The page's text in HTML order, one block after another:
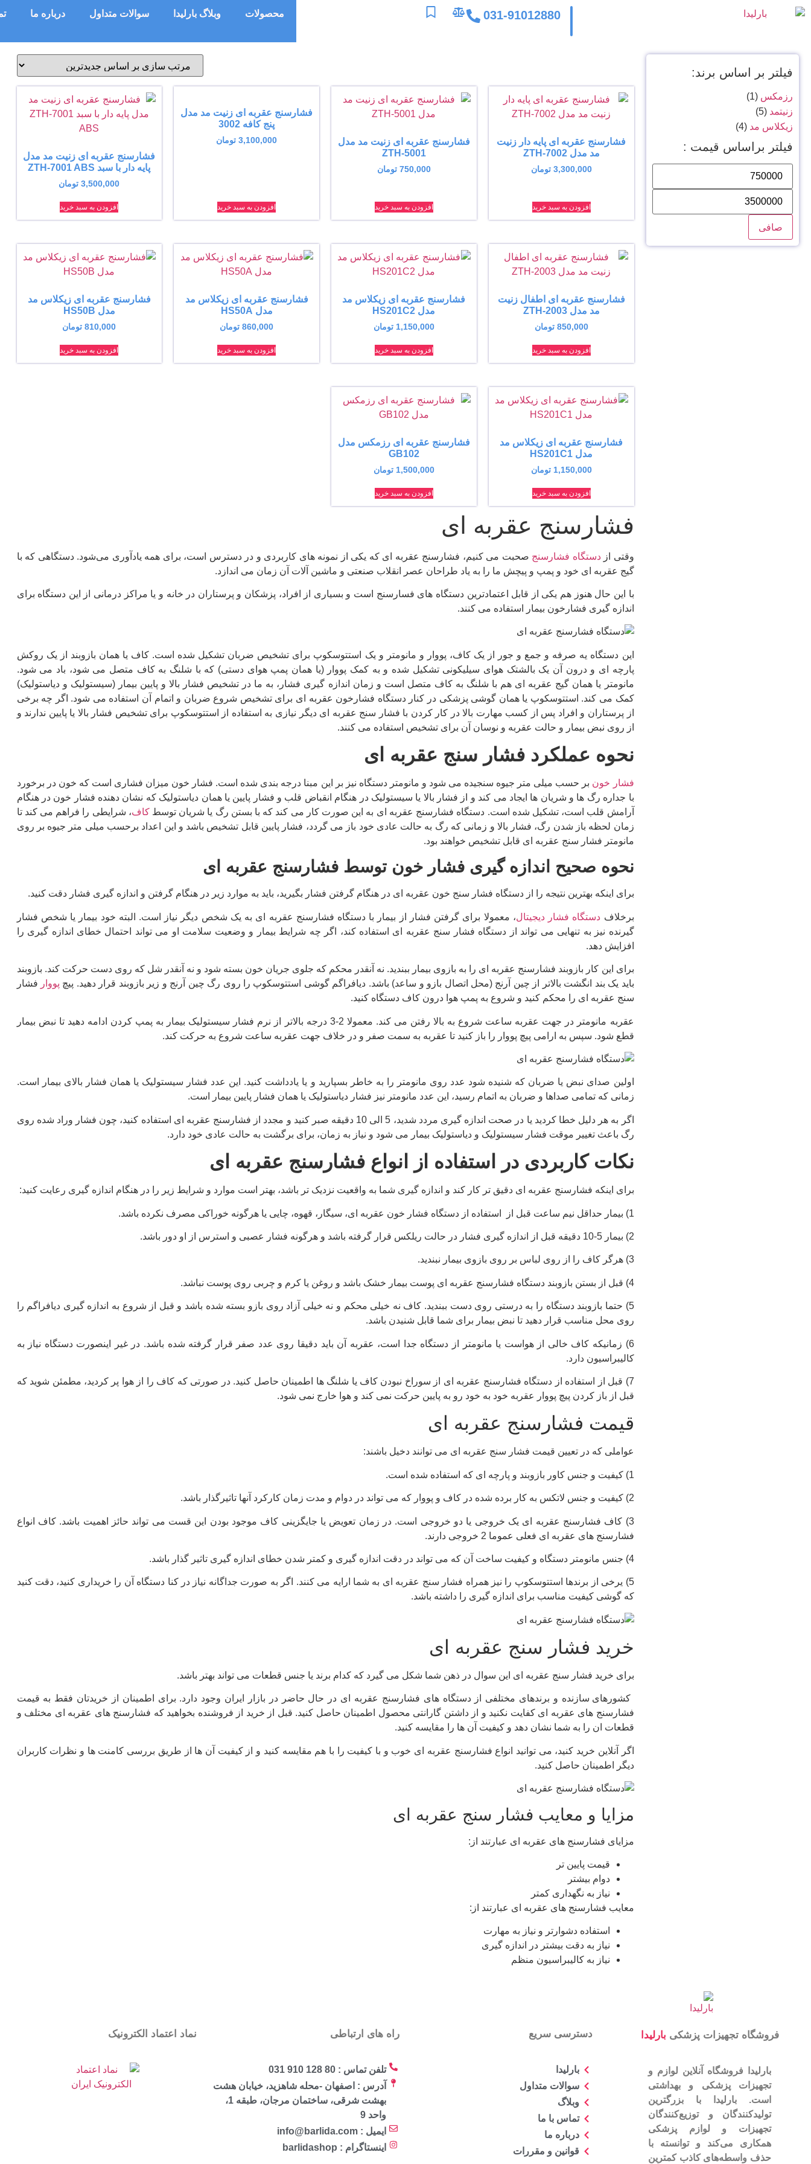
031-91012880 محصولات وبلاگ بارلیدا سوالات متداول درباره ما
فیلتر بر اساس برند:
رزمکس (1)
زنیتمد (5)
زیکلاس مد (4)
فیلتر براساس قیمت :
صافی
فشارسنج عقربه ای پایه دار زنیت
مد مدل ZTH-7002
3,300,000 تومان
افزودن به سبد خرید
فشارسنج عقربه ای زنیت مد مدل
ZTH-5001
750,000 تومان
افزودن به سبد خرید
فشارسنج عقربه ای زنیت مد مدل
پنج کافه 3002
3,100,000 تومان
افزودن به سبد خرید
فشارسنج عقربه ای زنیت مد مدل
پایه دار با سبد ZTH-7001 ABS
3,500,000 تومان
افزودن به سبد خرید
فشارسنج عقربه ای اطفال زنیت
مد مدل ZTH-2003
850,000 تومان
افزودن به سبد خرید
فشارسنج عقربه ای زیکلاس مد
مدل HS201C2
1,150,000 تومان
افزودن به سبد خرید
فشارسنج عقربه ای زیکلاس مد
مدل HS50A
860,000 تومان
افزودن به سبد خرید
فشارسنج عقربه ای زیکلاس مد
مدل HS50B
810,000 تومان
افزودن به سبد خرید
فشارسنج عقربه ای زیکلاس مد
مدل HS201C1
1,150,000 تومان
افزودن به سبد خرید
فشارسنج عقربه ای رزمکس مدل
GB102
1,500,000 تومان
افزودن به سبد خرید
فشارسنج عقربه ای
وقتی ازدستگاه فشارسنج صحبت می کنیم، فشارسنج عقربه ای که یکی از نمونه های کاربردی و در دسترس است، برای همه یادآوری می‌شود. دستگاهی که با
گیج عقربه ای خود و پمپ و پیچش ما را به یاد طراحان عصر انقلاب صنعتی و ماشین آلات آن زمان می اندازد.
با این حال هنوز هم یکی از قابل اعتمادترین دستگاه های فسارسنج است و بسیاری از افراد، پزشکان و پرستاران در خانه و یا مراکز درمانی از این دستگاه برای
اندازه گیری فشارخون بیمار استفاده می کنند.
این دستگاه یه صرفه و جمع و جور از یک کاف، پووار و مانومتر و یک استتوسکوپ برای تشخیص ضربان تشکیل شده است. کاف یا همان بازوبند از یک روکش
پارچه ای و درون آن یک بالشتک هوای سیلیکونی تشکیل شده و به کمک پووار (یا همان پمپ هوای دستی) که با شلنگ به کاف متصل می شود، باد می شود.
مانومتر یا همان گیج عقربه ای هم با شلنگ به کاف متصل است و زمان اندازه گیری فشار، به ما در تشخیص فشار بالا و پایین بیمار (سیستولیک و دیاستولیک)
کمک می کند. استتوسکوپ یا همان گوشی پزشکی در کنار دستگاه فشارخون عقربه ای برای تشخیص شروع ضربان و اتمام آن استفاده می شود. اگر چه برخی
از پرستاران و افراد پس از کسب مهارت بالا در کار کردن با فشار سنج عقربه ای دیگر نیازی به استفاده از استتوسکوپ برای تشخیص فشار بالا یا پایین ندارند و
از روی نبض بیمار و حالت عقربه و نوسان آن برای تشخیص استفاده می کنند.
نحوه عملکرد فشار سنج عقربه ای
فشار خون بر حسب میلی متر جیوه سنجیده می شود و مانومتر دستگاه نیز بر این مبنا درجه بندی شده است. فشار خون میزان فشاری است که خون در برخورد
با جداره رگ ها و شریان ها ایجاد می کند و از فشار بالا یا سیستولیک در هنگام انقباض قلب و فشار پایین یا همان دیاستولیک که نشان دهنده فشار خون در هنگام
آرامش قلب است، تشکیل شده است. دستگاه فشارسنج عقربه ای به این صورت کار می کند که با بستن رگ یا شریان توسطکاف، شرایطی را فراهم می کند تا
زمان لحظه باز شدن رگ، فشار بالا و زمانی که رگ به حالت عادی خود باز می گردد، فشار پایین قابل تشخیص باشد و این اعداد برحسب میلی متر جیوه بر روی
مانومتر فشار سنج عقربه ای قابل تشخیص خواهند بود.
نحوه صحیح اندازه گیری فشار خون توسط فشارسنج عقربه ای
برای اینکه بهترین نتیجه را از دستگاه فشار سنج خون عقربه ای در هنگام گرفتن فشار بگیرید، باید به موارد زیر در هنگام گرفتن و اندازه گیری فشار دقت کنید.
برخلاف دستگاه فشار دیجیتال، معمولا برای گرفتن فشار از بیمار با دستگاه فشارسنج عقربه ای به یک شخص دیگر نیاز است. البته خود بیمار یا شخص فشار
گیرنده نیز به تنهایی می تواند از دستگاه فشار سنج عقربه ای استفاده کند، اگر چه شرایط بیمار و وضعیت سلامت او می تواند احتمال خطای اندازه گیری را
افزایش دهد.
برای این کار بازوبند فشارسنج عقربه ای را به بازوی بیمار ببندید. نه آنقدر محکم که جلوی جریان خون بسته شود و نه آنقدر شل که روی دست حرکت کند. بازوبند
باید یک بند انگشت بالاتر از چین آرنج (محل اتصال بازو و ساعد) باشد. دیافراگم گوشی استتوسکوپ را روی رگ چین آرنج و زیر بازوبند قرار دهید. پیچ پووار فشار
سنج عقربه ای را محکم کنید و شروع به پمپ هوا درون کاف دستگاه کنید.
عقربه مانومتر در جهت عقربه ساعت شروع به بالا رفتن می کند. معمولا 2-3 درجه بالاتر از نرم فشار سیستولیک بیمار به پمپ کردن ادامه دهید تا نبض بیمار
قطع شود. سپس به ارامی پیچ پووار را باز کنید تا عقربه به سمت صفر و در خلاف جهت عقربه ساعت شروع به حرکت کند.
اولین صدای نبض یا ضربان که شنیده شود عدد روی مانومتر را به خاطر بسپارید و یا یادداشت کنید. این عدد فشار سیستولیک یا همان فشار بالای بیمار است.
زمانی که تمامی صداها و ضربان به اتمام رسید، این عدد مانومتر نیز فشار دیاستولیک یا همان فشار پایین بیمار است.
اگر به هر دلیل خطا کردید یا در صحت اندازه گیری مردد شدید، 5 الی 10 دقیقه صبر کنید و مجدد از فشارسنج عقربه ای استفاده کنید، چون فشار وراد شده روی
رگ باعث تغییر موقت فشار سیستولیک و دیاستولیک بیمار می شود و نیاز به زمان، برای برگشت به حالت عادی خود دارد.
نکات کاربردی در استفاده از انواع فشارسنج عقربه ای
برای اینکه فشارسنج عقربه ای دقیق تر کار کند و اندازه گیری شما به واقعیت نزدیک تر باشد، بهتر است موارد و شرایط زیر را در هنگام اندازه گیری رعایت کنید:
1) بیمار حداقل نیم ساعت قبل از استفاده از دستگاه فشار خون عقربه ای، سیگار، قهوه، چایی یا هرگونه خوراکی مصرف نکرده باشد.
2) بیمار 5-10 دقیقه قبل از اندازه گیری فشار در حالت ریلکس قرار گرفته باشد و هرگونه فشار عصبی و استرس از او دور باشد.
3) هرگر کاف را از روی لباس بر روی بازوی بیمار نبندید.
4) قبل از بستن بازوبند دستگاه فشارسنج عقربه ای پوست بیمار خشک باشد و روغن یا کرم و چربی روی پوست نباشد.
5) حتما بازوبند دستگاه را به درستی روی دست ببندید. کاف نه خیلی محکم و نه خیلی آزاد روی بازو بسته شده باشد و قبل از شروع به اندازه گیری دیافراگم را
روی محل مناسب قرار دهید تا نبض بیمار برای شما قابل شنیدن باشد.
6) زمانیکه کاف خالی از هواست یا مانومتر از دستگاه جدا است، عقربه آن باید دقیقا روی عدد صفر قرار گرفته شده باشد. در غیر اینصورت دستگاه نیاز به
کالیبراسیون دارد.
7) قبل از استفاده از دستگاه فشارسنج عقربه ای از سوراخ نبودن کاف یا شلنگ ها اطمینان حاصل کنید. در صورتی که کاف را از هوا پر کردید، مطمئن شوید که
قبل از باز کردن پیچ پووار عقربه خود به خود رو به پایین حرکت نمی کند و هوا خارج نمی شود.
قیمت فشارسنج عقربه ای
عواملی که در تعیین قیمت فشار سنج عقربه ای می توانند دخیل باشند:
1) کیفیت و جنس کاور بازوبند و پارچه ای که استفاده شده است.
2) کیفیت و جنس لاتکس به کار برده شده در کاف و پووار که می تواند در دوام و مدت زمان کارکرد آنها تاثیرگذار باشد.
3) کاف فشارسنج عقربه ای یک خروجی یا دو خروجی است. در زمان تعویض یا جایگزینی کاف موجود بودن این قست می تواند حائز اهمیت باشد. کاف انواع
فشارسنج های عقربه ای فعلی عموما 2 خروجی دارند.
4) جنس مانومتر دستگاه و کیفیت ساخت آن که می تواند در دقت اندازه گیری و کمتر شدن خطای اندازه گیری تاثیر گذار باشد.
5) یرخی از برندها استتوسکوپ را نیز همراه فشار سنج عقربه ای به شما ارایه می کنند. اگر به صورت جداگانه نیاز در کنا دستگاه آن را خریداری کنید، دقت کنید
که گوشی کیفیت مناسب برای اندازه گیری را داشته باشد.
خرید فشار سنج عقربه ای
برای خرید فشار سنج عقربه ای این سوال در ذهن شما شکل می گیرد که کدام برند یا جنس قطعات می تواند بهتر باشد.
کشورهای سازنده و برندهای مختلفی از دستگاه های فشارسنج عقربه ای در حال حاضر در بازار ایران وجود دارد. برای اطمینان از خریدتان فقط به قیمت
فشارسنج های عقربه ای کفایت نکنید و از داشتن گارانتی محصول اطمینان حاصل کنید. قبل از خرید از فروشنده بخواهید که فشارسنج های عقربه ای مختلف و
قطعات ان را به شما نشان دهد و کیفیت آن ها را مقایسه کنید.
اگر آنلاین خرید کنید، می توانید انواع فشارسنج عقربه ای خوب و با کیفیت را با هم مقایسه کنید و از کیفیت آن ها از طریق بررسی کامنت ها و نظرات کاربران
دیگر اطمینان حاصل کنید.
مزایا و معایب فشار سنج عقربه ای
مزایای فشارسنج های عقربه ای عبارتند از:
قیمت پایین تر
دوام بیشتر
نیاز به نگهداری کمتر
معایب فشارسنج های عقربه ای عبارتند از:
استفاده دشوارتر و نیاز به مهارت
نیاز به دقت بیشتر در اندازه گیری
نیاز به کالیبراسیون منظم
فروشگاه تجهیزات پزشکی بارلیدا
بارلیدا فروشگاه آنلاین لوازم و
تجهیزات پزشکی و بهداشتی
است. بارلیدا با بزرگترین
تولیدکنندگان و توزیع‌کنندگان
تجهیزات و لوازم پزشکی
همکاری می‌کند و توانسته با
حذف واسطه‌های کاذب کمترین
دسترسی سریع
بارلیدا
سوالات متداول
وبلاگ
تماس با ما
درباره ما
قوانین و مقررات
راه های ارتباطی
تلفن تماس : 80 128 910 031
آدرس : اصفهان -محله شاهزید، خیابان هشت
بهشت شرقی، ساختمان مرجان، طبقه 1،
واحد 9
ایمیل : info@barlida.com
اینستاگرام : barlidashop
نماد اعتماد الکترونیک